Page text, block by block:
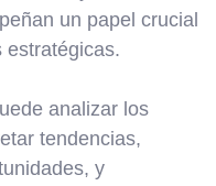
un papel crucial
estratégicas.
analizar los
tendencias,
y